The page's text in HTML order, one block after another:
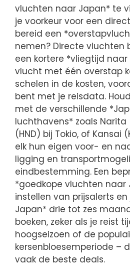
vluchten naar Japan* te
je voorkeur voor een
bereid een
nemen? Directe vluchten
een kortere *vliegtijd
vlucht met één overstap
schelen in de kosten,
bent met je reisdata.
met de verschillende
luchthavens* zoals Narita
(HND) bij Tokio, of Kansai
elk hun eigen voor- en
ligging en
eindbestemming. Een
*goedkope vluchten naar
instellen van prijsalerts
Japan* drie tot zes
boeken, zeker als je reist
hoogseizoen of de
kersenbloesemperiode –
vaak de beste deals.